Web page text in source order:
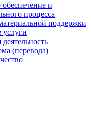
и
процесса
поддержки
услуги
(перевода)